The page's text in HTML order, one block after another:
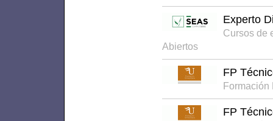
Experto
Cursos de
Abiertos
FP
Formación
FP